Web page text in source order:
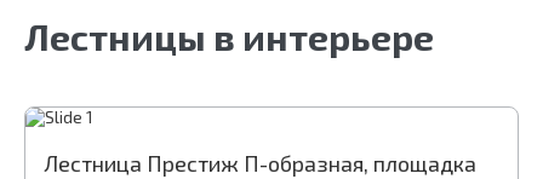
Лестницы в интерьере
Лестница Престиж П-образная, площадка